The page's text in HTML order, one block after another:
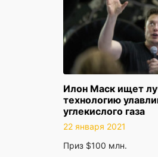
Илон Маск ищет
технологию
углекислого газа
22 января 2021
Приз $100 млн.